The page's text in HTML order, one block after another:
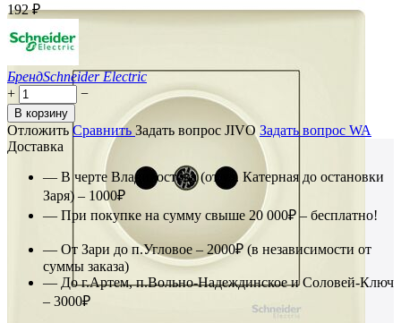
192 ₽
БрендSchneider Electric
+
−
В корзину
Отложить Сравнить Задать вопрос JIVO Задать вопрос WA
Доставка
— В черте Владивостока (от ул. Катерная до остановки
Заря) – 1000₽
— При покупке на сумму свыше 20 000₽ – бесплатно!
— От Зари до п.Угловое – 2000₽ (в независимости от
суммы заказа)
— До г.Артем, п.Вольно-Надеждинское и Соловей-Ключ
– 3000₽